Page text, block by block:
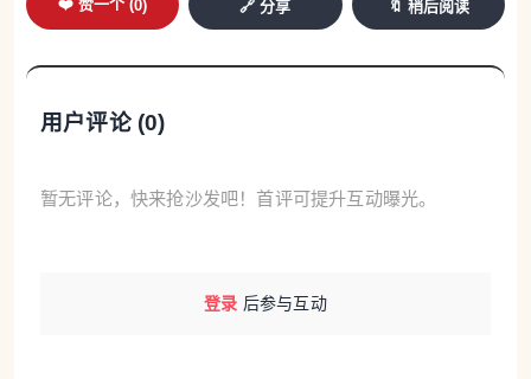
❤️ 赞一个 (0) 🔗 分享 🔖 稍后阅读
用户评论 (0)
暂无评论，快来抢沙发吧！首评可提升互动曝光。
登录 后参与互动